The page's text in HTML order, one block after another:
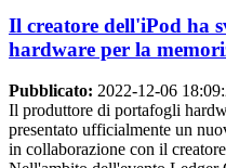
Il creatore dell'iPod ha
hardware per la
Pubblicato: 2022-12-06
Il produttore di portafogli
presentato ufficialmente un
in collaborazione con il